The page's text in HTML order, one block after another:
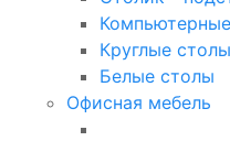
Круглые столы
Белые столы
Офисная мебель